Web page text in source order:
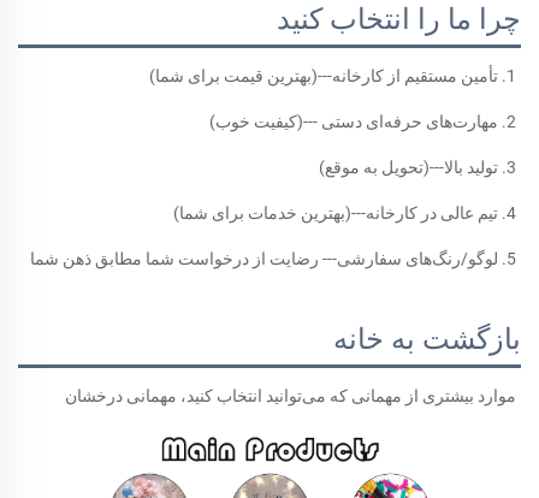
چرا ما را انتخاب کنید
1. تأمین مستقیم از کارخانه---(بهترین قیمت برای شما)
2. مهارت‌های حرفه‌ای دستی ---(کیفیت خوب)
3. تولید بالا---(تحویل به موقع)
4. تیم عالی در کارخانه---(بهترین خدمات برای شما)
5. لوگو/رنگ‌های سفارشی--- رضایت از درخواست شما مطابق ذهن شما
بازگشت به خانه
موارد بیشتری از مهمانی که می‌توانید انتخاب کنید، مهمانی درخشان